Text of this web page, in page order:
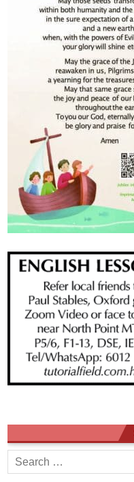
Search
for: